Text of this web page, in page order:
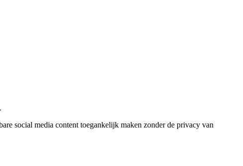
social media content toegankelijk maken zonder de privacy van